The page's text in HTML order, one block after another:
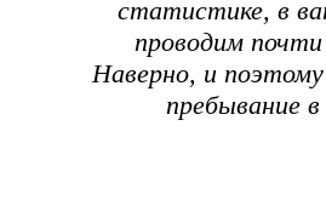
статистике, в
проводим
Наверно, и
пребывание